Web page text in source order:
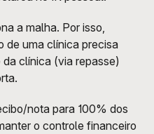
a malha. Por isso,
de uma clínica precisa
clínica (via repasse)
nota para 100% dos
o controle financeiro